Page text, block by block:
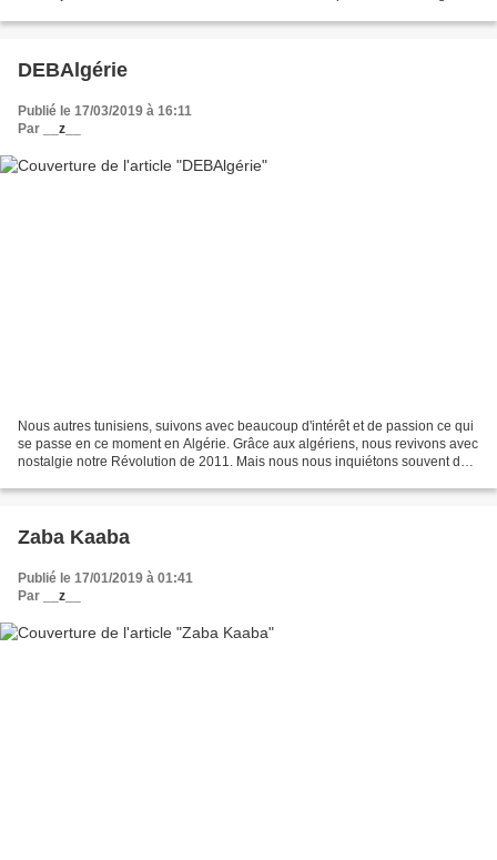
DEBAlgérie
Publié le 17/03/2019 à 16:11
Par
__z__
Nous autres tunisiens, suivons avec beaucoup d'intérêt et de passion ce qui
se passe en ce moment en Algérie. Grâce aux algériens, nous revivons avec
nostalgie notre Révolution de 2011. Mais nous nous inquiétons souvent de
Zaba Kaaba
Publié le 17/01/2019 à 01:41
Par
__z__